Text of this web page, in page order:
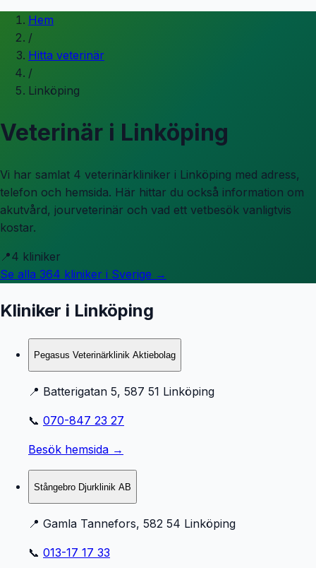
Hem
/
Hitta veterinär
/
Linköping
Veterinär i Linköping
Vi har samlat 4 veterinärkliniker i Linköping med adress,
telefon och hemsida. Här hittar du också information om
akutvård, jourveterinär och vad ett vetbesök vanligtvis
kostar.
📍4 kliniker
Se alla 364 kliniker i Sverige →
Kliniker i Linköping
Pegasus Veterinärklinik Aktiebolag
📍 Batterigatan 5, 587 51 Linköping
📞 070-847 23 27
Besök hemsida →
Stångebro Djurklinik AB
📍 Gamla Tannefors, 582 54 Linköping
📞 013-17 17 33